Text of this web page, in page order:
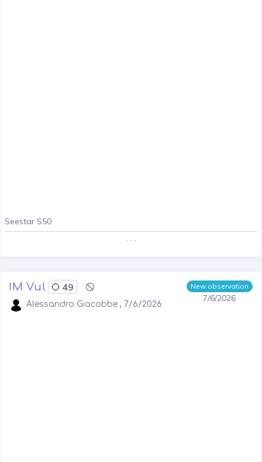
Seestar S50
. . .
New observation
7/6/2026
IM Vul 49
Alessandro Giacobbe , 7/6/2026